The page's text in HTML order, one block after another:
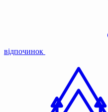
відпочинок